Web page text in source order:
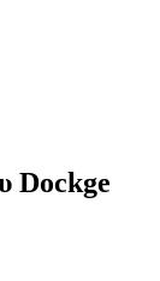
Dockge